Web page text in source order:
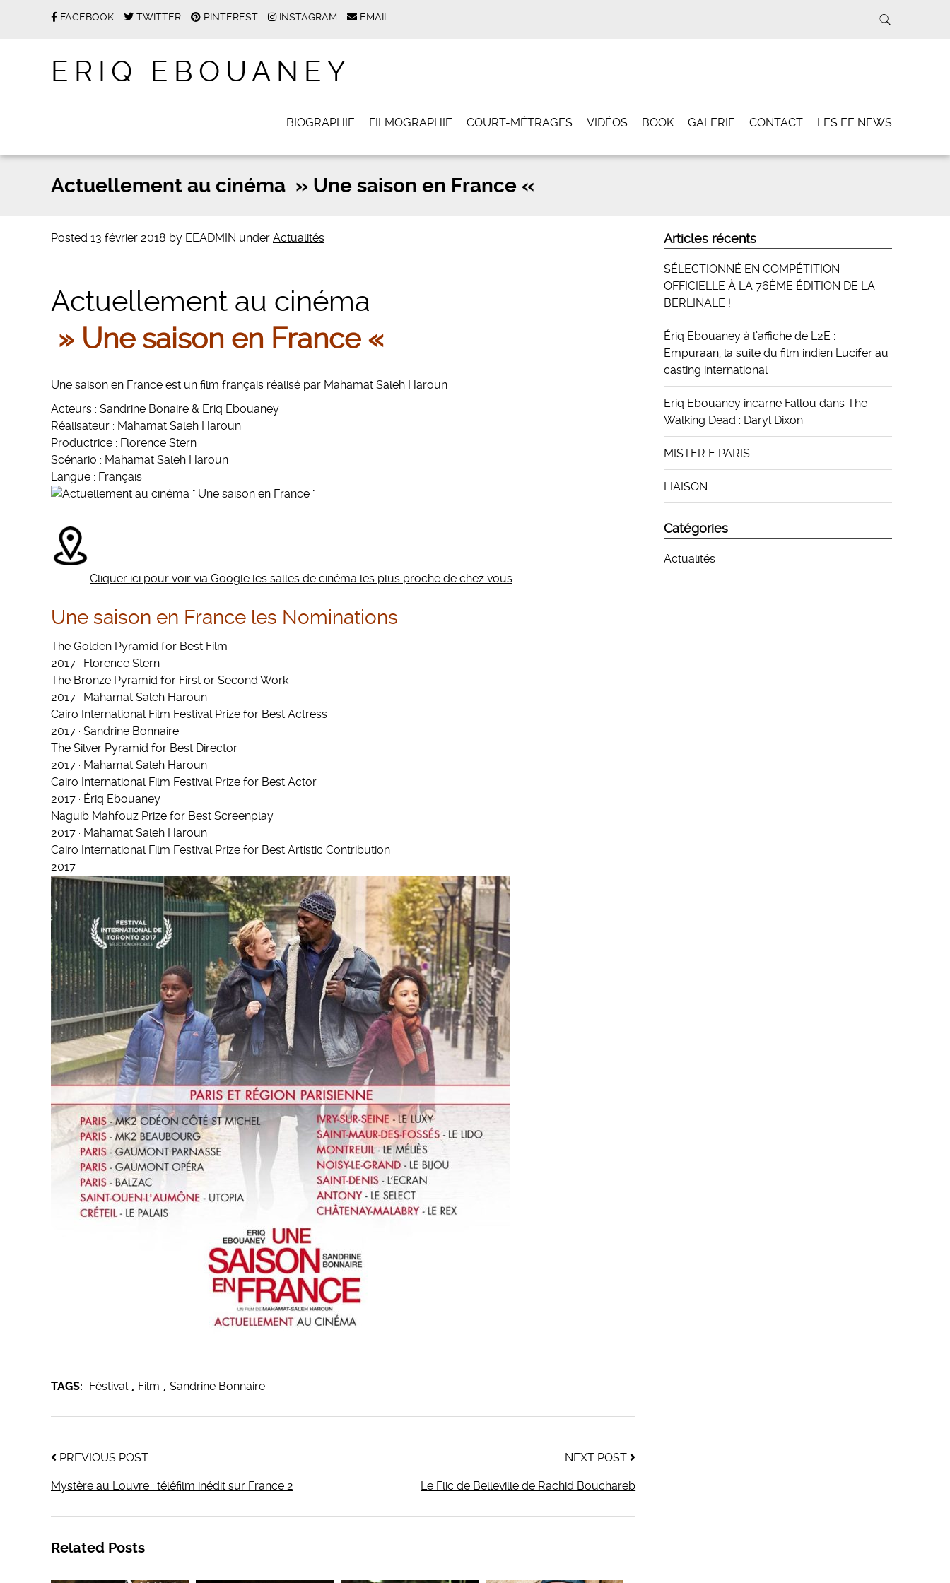
FACEBOOK TWITTER PINTEREST INSTAGRAM EMAIL
ERIQ EBOUANEY
BIOGRAPHIE FILMOGRAPHIE COURT-MÉTRAGES VIDÉOS BOOK GALERIE CONTACT LES EE NEWS
Actuellement au cinéma » Une saison en France «
Posted 13 février 2018 by EEADMIN under Actualités
Actuellement au cinéma
» Une saison en France «
Une saison en France est un film français réalisé par Mahamat Saleh Haroun
Acteurs : Sandrine Bonaire & Eriq Ebouaney
Réalisateur : Mahamat Saleh Haroun
Productrice : Florence Stern
Scénario : Mahamat Saleh Haroun
Langue : Français
Cliquer ici pour voir via Google les salles de cinéma les plus proche de chez vous
Une saison en France les Nominations
The Golden Pyramid for Best Film
2017 · Florence Stern
The Bronze Pyramid for First or Second Work
2017 · Mahamat Saleh Haroun
Cairo International Film Festival Prize for Best Actress
2017 · Sandrine Bonnaire
The Silver Pyramid for Best Director
2017 · Mahamat Saleh Haroun
Cairo International Film Festival Prize for Best Actor
2017 · Ériq Ebouaney
Naguib Mahfouz Prize for Best Screenplay
2017 · Mahamat Saleh Haroun
Cairo International Film Festival Prize for Best Artistic Contribution
2017
TAGS: Féstival , Film , Sandrine Bonnaire
PREVIOUS POST
Mystère au Louvre : téléfilm inédit sur France 2
NEXT POST
Le Flic de Belleville de Rachid Bouchareb
Related Posts
Articles récents
SÉLECTIONNÉ EN COMPÉTITION
OFFICIELLE À LA 76ÈME ÉDITION DE LA
BERLINALE !
Ériq Ebouaney à l’affiche de L2E :
Empuraan, la suite du film indien Lucifer au
casting international
Eriq Ebouaney incarne Fallou dans The
Walking Dead : Daryl Dixon
MISTER E PARIS
LIAISON
Catégories
Actualités